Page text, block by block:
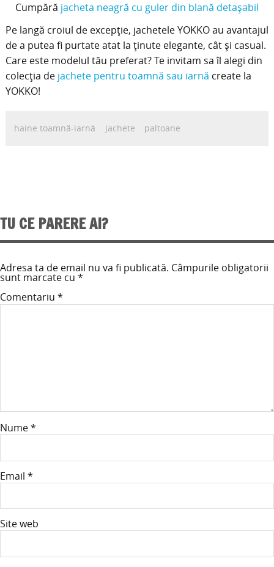
Cumpără jacheta neagră cu guler din blană detaşabil
Pe langă croiul de excepţie, jachetele YOKKO au avantajul
de a putea fi purtate atat la ţinute elegante, cât şi casual.
Care este modelul tău preferat? Te invitam sa îl alegi din
colecţia de jachete pentru toamnă sau iarnă create la
YOKKO!
haine toamnă-iarnă jachete paltoane
TU CE PARERE AI?
Adresa ta de email nu va fi publicată. Câmpurile obligatorii
sunt marcate cu *
Comentariu *
Nume*
Email *
Site web